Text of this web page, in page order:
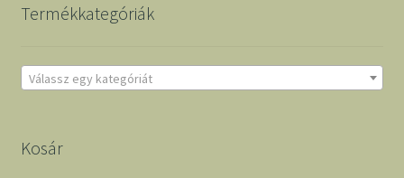
Termékkategóriák
Válassz egy kategóriát
Kosár